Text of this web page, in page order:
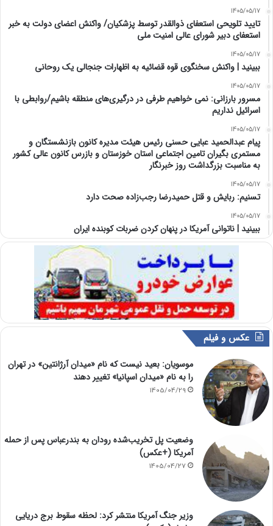
1405/05/17
تایید تلویحی استعفای ذوالقدر توسط پزشکیان/ واکنش اعضای دولت به خبر
استعفای دبیر شورای عالی امنیت ملی
1405/05/17
ببینید | واکنش سخنگوی قوه قضائیه به اظهارات جنجالی یک روحانی
1405/05/17
مسرور بارزانی: نمی خواهیم طرفی در درگیری‌های منطقه باشیم/روابطی با
اسرائیل نداریم
1405/05/17
پیام عبدالحمید عبایی حسنی رئیس هیئت مدیره کانون بازنشستگان و
مستمری بگیران تامین اجتماعی استان خوزستان و بازرس کانون عالی کشور
به مناسبت بزرگداشت روز خبرنگار
1405/05/17
تسنیم: ربایش و قتل حمیدرضا رجب‌زاده صحت دارد
1405/05/17
‏ببینید | ناتوانی آمریکا در پنهان کردن ضربات کوبنده ایران
عکس و فیلم
موسویان: بعید نیست که نام «میدان آرژانتین» در تهران
را به نام «میدان اسپانیا» تغییر دهند
1405/04/29
وضعیت پل تخریب‌شده رودان به بندرعباس پس از حمله
آمریکا (+عکس)
1405/04/27
وزیر جنگ آمریکا منتشر کرد: لحظه سقوط برج دریایی